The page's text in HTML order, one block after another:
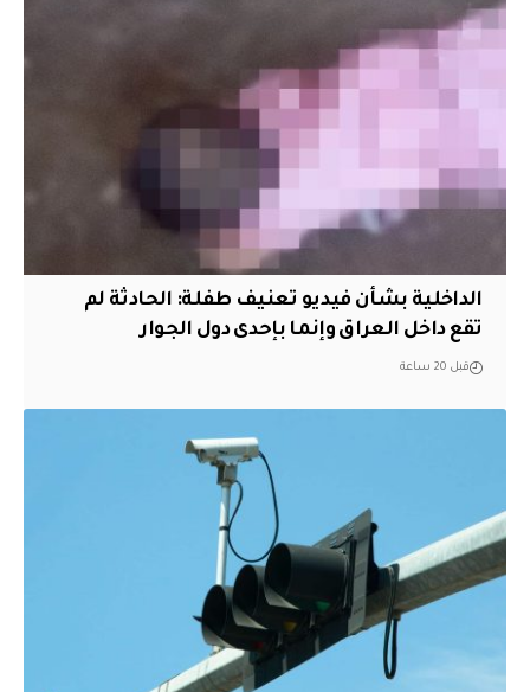
الداخلية بشأن فيديو تعنيف طفلة: الحادثة لم
تقع داخل العراق وإنما بإحدى دول الجوار
قبل 20 ساعة